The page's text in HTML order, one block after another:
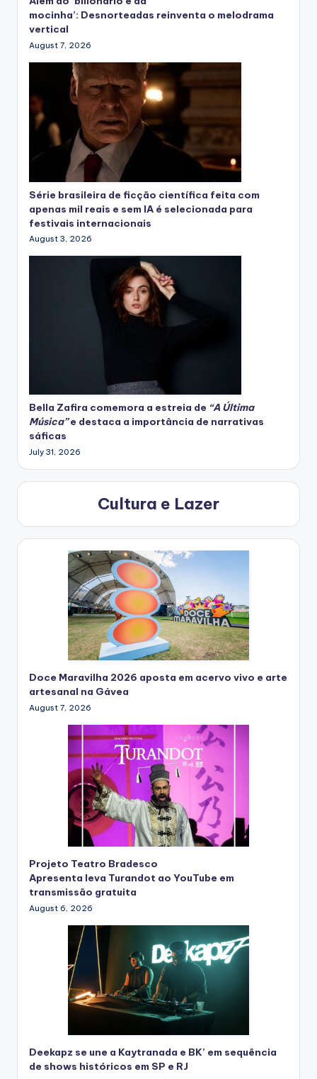
mocinha’: Desnorteadas reinventa o melodrama
vertical
August 7, 2026
Série brasileira de ficção científica feita com
apenas mil reais e sem IA é selecionada para
festivais internacionais
August 3, 2026
Bella Zafira comemora a estreia de “A Última
Música”e destaca a importância de narrativas
sáficas
July 31, 2026
Cultura e Lazer
Doce Maravilha 2026 aposta em acervo vivo e arte
artesanal na Gávea
August 7, 2026
Projeto Teatro Bradesco
Apresenta leva Turandot ao YouTube em
transmissão gratuita
August 6, 2026
Deekapz se une a Kaytranada e BK’ em sequência
de shows históricos em SP e RJ